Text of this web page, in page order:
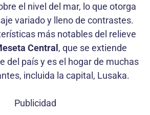
el nivel del mar, lo que otorga
variado y lleno de contrastes.
más notables del relieve
Central, que se extiende
del país y es el hogar de muchas
incluida la capital, Lusaka.
Publicidad